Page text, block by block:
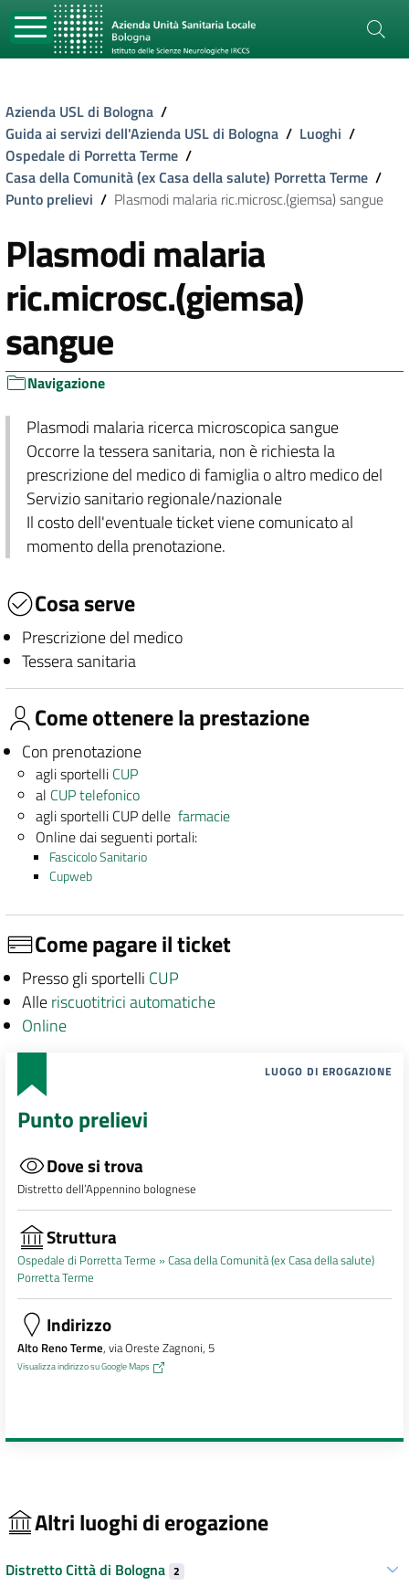
Azienda USL di Bologna /
Guida ai servizi dell'Azienda USL di Bologna / Luoghi /
Ospedale di Porretta Terme /
Casa della Comunità (ex Casa della salute) Porretta Terme /
Punto prelievi / Plasmodi malaria ric.microsc.(giemsa) sangue
Plasmodi malaria
ric.microsc.(giemsa)
sangue
Navigazione
Plasmodi malaria ricerca microscopica sangue
Occorre la tessera sanitaria, non è richiesta la
prescrizione del medico di famiglia o altro medico del
Servizio sanitario regionale/nazionale
Il costo dell'eventuale ticket viene comunicato al
momento della prenotazione.
Cosa serve
Prescrizione del medico
Tessera sanitaria
Come ottenere la prestazione
Con prenotazione
agli sportelli CUP
al CUP telefonico
agli sportelli CUP dellefarmacie
Online dai seguenti portali:
Fascicolo Sanitario
Cupweb
Come pagare il ticket
Presso gli sportelli CUP
Alleriscuotitrici automatiche
Online
LUOGO DI EROGAZIONE
Punto prelievi
Dove si trova
Distretto dell’Appennino bolognese
Struttura
Ospedale di Porretta Terme »Casa della Comunità (ex Casa della salute)
Porretta Terme
Indirizzo
Alto Reno Terme, via Oreste Zagnoni, 5
Visualizza indirizzo su Google Maps
Altri luoghi di erogazione
Distretto Città di Bologna 2